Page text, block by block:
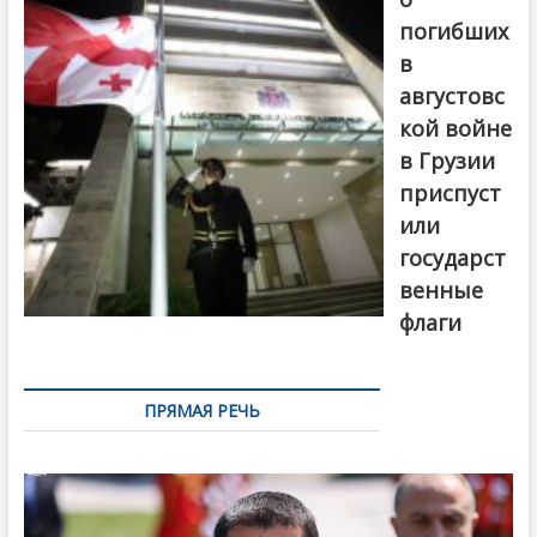
погибших
в
августовс
кой войне
в Грузии
приспуст
или
государст
венные
флаги
ПРЯМАЯ РЕЧЬ